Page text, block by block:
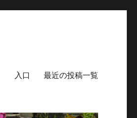
入口 最近の投稿一覧